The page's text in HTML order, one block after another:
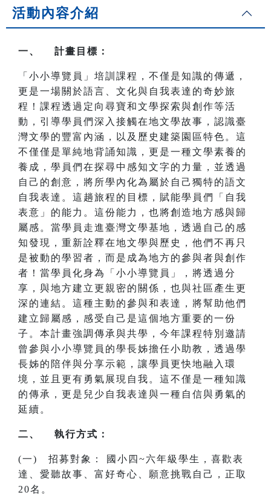
活動內容介紹
一、 計畫目標：
「小小導覽員」培訓課程，不僅是知識的傳遞，
更是一場關於語言、文化與自我表達的奇妙旅
程！課程透過定向尋寶和文學探索與創作等活
動，引導學員們深入接觸在地文學故事，認識臺
灣文學的豐富內涵，以及歷史建築園區特色。這
不僅僅是單純地背誦知識，更是一種文學素養的
養成，學員們在探尋中感知文字的力量，並透過
自己的創意，將所學內化為屬於自己獨特的語文
自我表達。這趟旅程的目標，賦能學員們「自我
表意」的能力。這份能力，也將創造地方感與歸
屬感。當學員走進臺灣文學基地，透過自己的感
知發現，重新詮釋在地文學與歷史，他們不再只
是被動的學習者，而是成為地方的參與者與創作
者！當學員化身為「小小導覽員」，將透過分
享，與地方建立更親密的關係，也與社區產生更
深的連結。這種主動的參與和表達，將幫助他們
建立歸屬感，感受自己是這個地方重要的一份
子。本計畫強調傳承與共學，今年課程特別邀請
曾參與小小導覽員的學長姊擔任小助教，透過學
長姊的陪伴與分享示範，讓學員更快地融入環
境，並且更有勇氣展現自我。這不僅是一種知識
的傳承，更是兒少自我表達與一種自信與勇氣的
延續。
二、 執行方式：
(一) 招募對象： 國小四~六年級學生，喜歡表
達、愛聽故事、富好奇心、願意挑戰自己，正取
20名。